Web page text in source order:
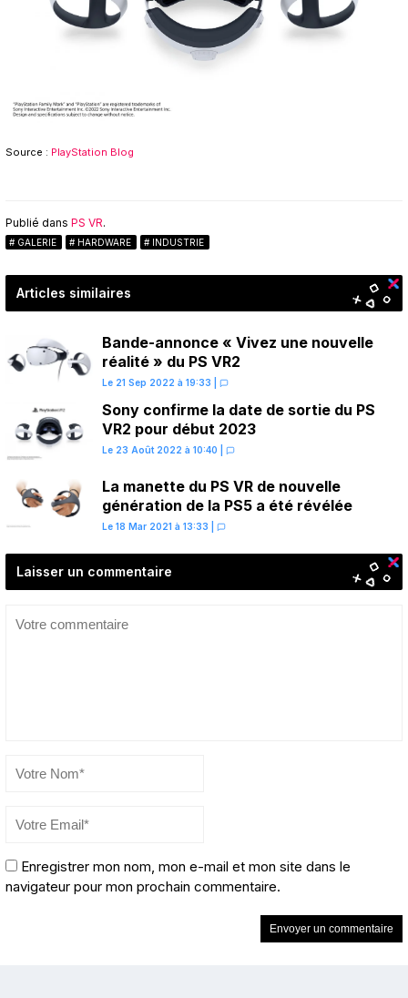
Source : PlayStation Blog
Publié dans PS VR.
GALERIE HARDWARE INDUSTRIE
Articles similaires
Bande-annonce « Vivez une nouvelle
réalité » du PS VR2
Le 21 Sep 2022 à 19:33
Sony confirme la date de sortie du PS
VR2 pour début 2023
Le 23 Août 2022 à 10:40
La manette du PS VR de nouvelle
génération de la PS5 a été révélée
Le 18 Mar 2021 à 13:33
Laisser un commentaire
Enregistrer mon nom, mon e-mail et mon site dans le
navigateur pour mon prochain commentaire.